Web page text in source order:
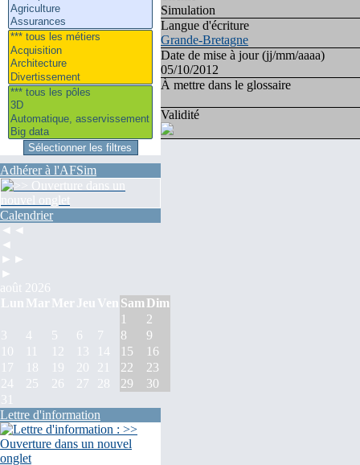
Adhérer à l'AFSim
Calendrier
◄◄
◄
►►
►
août 2026
Lun Mar Mer Jeu Ven Sam Dim
1
2
3
4 5 6 7 8
9
10
11 12 13 14 15
16
17
18 19 20 21 22
23
24
25 26 27 28 29
30
31
Lettre d'information
Simulation
Langue d'écriture
Grande-Bretagne
Date de mise à jour (jj/mm/aaaa)
05/10/2012
À mettre dans le glossaire
Validité